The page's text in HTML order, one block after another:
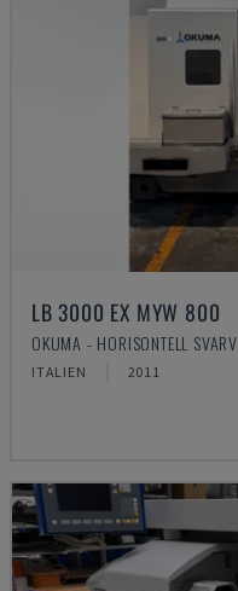
LB 3000 EX MYW 800
OKUMA - HORISONTELL SVARV
ITALIEN 2011